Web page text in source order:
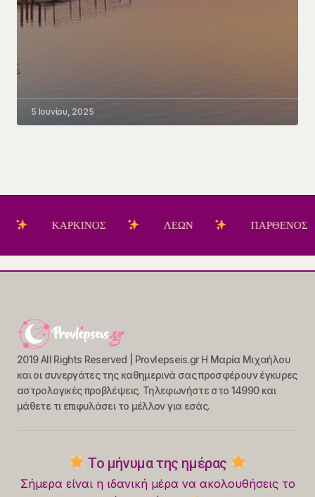
5 Ιουνίου, 2025
ΚΑΡΚΙΝΟΣ ΛΕΩΝ ΠΑΡΘΕΝΟΣ
2019 All Rights Reserved | Provlepseis.gr Η Μαρία Μιχαήλου
και οι συνεργάτες της καθημερινά σας προσφέρουν έγκυρες
αστρολογικές προβλέψεις. Τηλεφωνήστε στο 14990 και
μάθετε τι επιφυλάσει το μέλλον για εσάς.
Το μήνυμα της ημέρας
Σήμερα είναι η ιδανική μέρα να ακολουθήσεις το